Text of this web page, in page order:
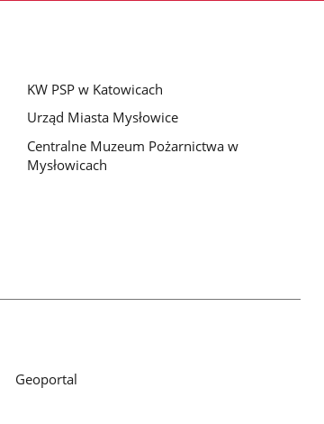
KW PSP w Katowicach
Urząd Miasta Mysłowice
Centralne Muzeum Pożarnictwa w
Mysłowicach
Geoportal